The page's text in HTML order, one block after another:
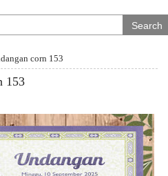
Search
corn 153
153